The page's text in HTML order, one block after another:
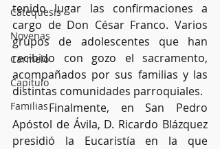
Catequesis
Novenas
Carmelo
Capítulo
Familias
tenido lugar las confirmaciones a
cargo de Don César Franco. Varios
grupos de adolescentes que han
recibido con gozo el sacramento,
acompañados por sus familias y las
distintas comunidades parroquiales.
	Finalmente, en San Pedro
Apóstol de Ávila, D. Ricardo Blázquez
presidió la Eucaristía en la que